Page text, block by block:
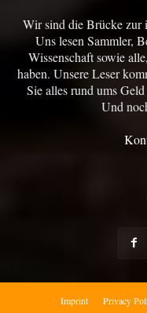
Wir sind die Brücke zur
Uns lesen Sammler,
Wissenschaft sowie
haben. Unsere Leser
Sie alles rund ums
Und
Imprint Privacy